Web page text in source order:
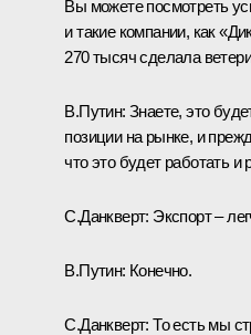
Вы можете посмотреть
и такие компании, как
270 тысяч сделала
В.Путин: Знаете, это
позиции на рынке, и
что это будет работать и
С.Данкверт: Экспорт –
В.Путин: Конечно.
С.Данкверт:То есть мы